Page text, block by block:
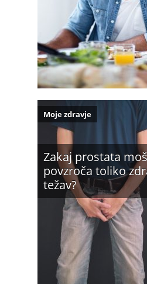
Zakaj prostata
povzroča toliko
težav?
Moje zdravje